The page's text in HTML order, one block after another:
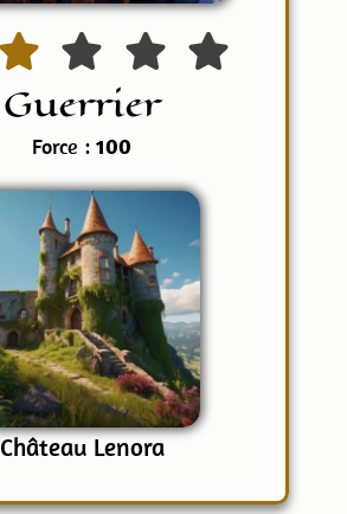
Guerrier
Force : 100
Château Lenora